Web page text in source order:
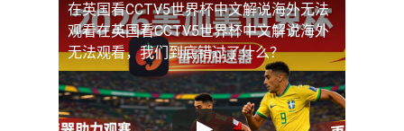
在英国看CCTV5世界杯中文解说海外无法
观看在英国看CCTV5世界杯中文解说海外
无法观看，我们到底错过了什么？